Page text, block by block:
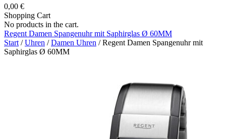
0,00 €
Shopping Cart
No products in the cart.
Regent Damen Spangenuhr mit Saphirglas Ø 60MM
Start /Uhren /Damen Uhren / Regent Damen Spangenuhr mit
Saphirglas Ø 60MM